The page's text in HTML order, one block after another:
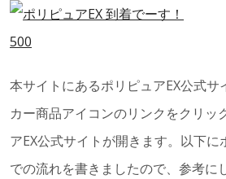
本サイトにあるポリピュアEX公式
カー商品アイコンのリンクをクリッ
アEX公式サイトが開きます。以下に
での流れを書きましたので、参考に